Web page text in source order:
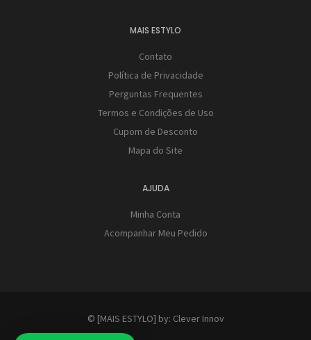
MAIS ESTYLO
Contato
Política de Privacidade
Perguntas Frequentes
Termos e Condições de Uso
Cupom de Desconto
Mapa do Site
AJUDA
Minha Conta
Acompanhar Meu Pedido
© [MAIS ESTYLO] by: Clever Innov